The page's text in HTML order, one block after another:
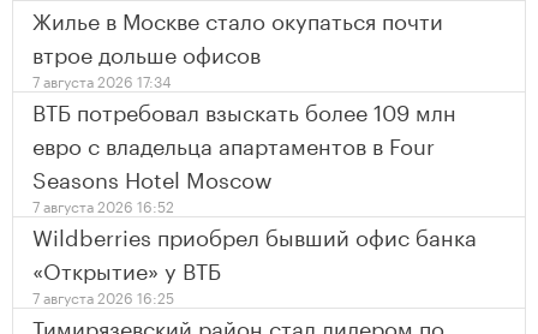
Жилье в Москве стало окупаться почти
втрое дольше офисов
7 августа 2026 17:34
ВТБ потребовал взыскать более 109 млн
евро с владельца апартаментов в Four
Seasons Hotel Moscow
7 августа 2026 16:52
Wildberries приобрел бывший офис банка
«Открытие» у ВТБ
7 августа 2026 16:25
Тимирязевский район стал лидером по